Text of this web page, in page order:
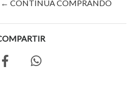
← CONTINÚA COMPRANDO